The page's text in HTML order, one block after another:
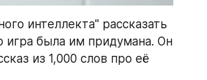
интеллекта" рассказать
игра была им придумана. Он
из 1,000 слов про её